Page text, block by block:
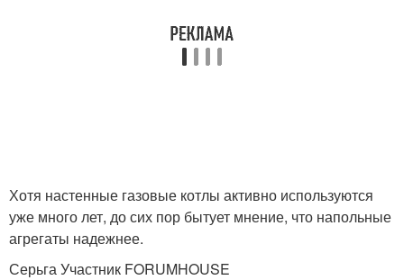
Хотя настенные газовые котлы активно используются
уже много лет, до сих пор бытует мнение, что напольные
агрегаты надежнее.
Серьга Участник FORUMHOUSE